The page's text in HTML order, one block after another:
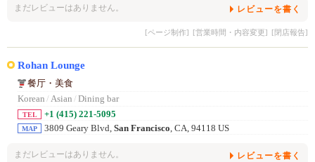
まだレビューはありません。 レビューを書く
[ページ制作] [営業時間・内容変更] [閉店報告]
Rohan Lounge
餐厅・美食
Korean / Asian / Dining bar
TEL +1 (415) 221-5095
MAP 3809 Geary Blvd, San Francisco, CA, 94118 US
まだレビューはありません。 レビューを書く